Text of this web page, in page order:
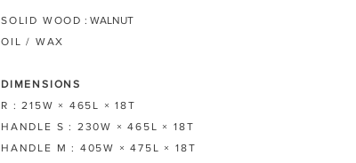
SOLID WOOD : WALNUT
OIL / WAX
DIMENSIONS
R : 215W × 465L × 18T
HANDLE S : 230W × 465L × 18T
HANDLE M : 405W × 475 L × 18T